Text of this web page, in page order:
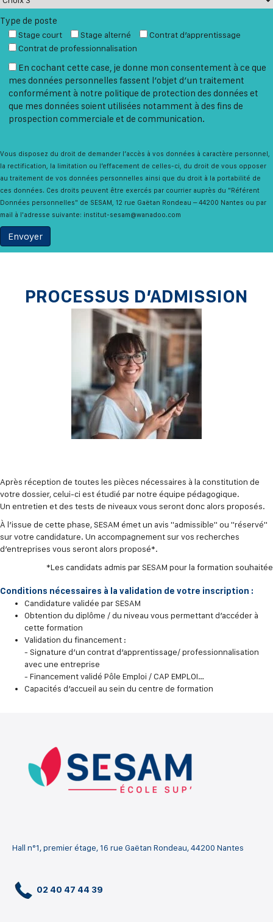
Type de poste
Stage court Stage alterné
Contrat d’apprentissage
Contrat de professionnalisation
En cochant cette case, je donne mon consentement à ce que
mes données personnelles fassent l’objet d’un traitement
conformément à notre politique de protection des données et
que mes données soient utilisées notamment à des fins de
prospection commerciale et de communication.
Vous disposez du droit de demander l’accès à vos données à caractère personnel,
la rectification, la limitation ou l’effacement de celles-ci, du droit de vous opposer
au traitement de vos données personnelles ainsi que du droit à la portabilité de
ces données. Ces droits peuvent être exercés par courrier auprès du "Référent
Données personnelles" de SESAM, 12 rue Gaëtan Rondeau – 44200 Nantes ou par
mail à l'adresse suivante: institut-sesam@wanadoo.com
PROCESSUS D’ADMISSION
Après réception de toutes les pièces nécessaires à la constitution de
votre dossier, celui-ci est étudié par notre équipe pédagogique.
Un entretien et des tests de niveaux vous seront donc alors proposés.
À l’issue de cette phase, SESAM émet un avis "admissible" ou "réservé"
sur votre candidature. Un accompagnement sur vos recherches
d’entreprises vous seront alors proposé*.
*Les candidats admis par SESAM pour la formation souhaitée
Conditions nécessaires à la validation de votre inscription :
Candidature validée par SESAM
Obtention du diplôme / du niveau vous permettant d’accéder à
cette formation
Validation du financement :
- Signature d’un contrat d’apprentissage/ professionnalisation
avec une entreprise
- Financement validé Pôle Emploi / CAP EMPLOI…
Capacités d’accueil au sein du centre de formation
Hall n°1, premier étage, 16 rue Gaëtan Rondeau, 44200 Nantes
02 40 47 44 39